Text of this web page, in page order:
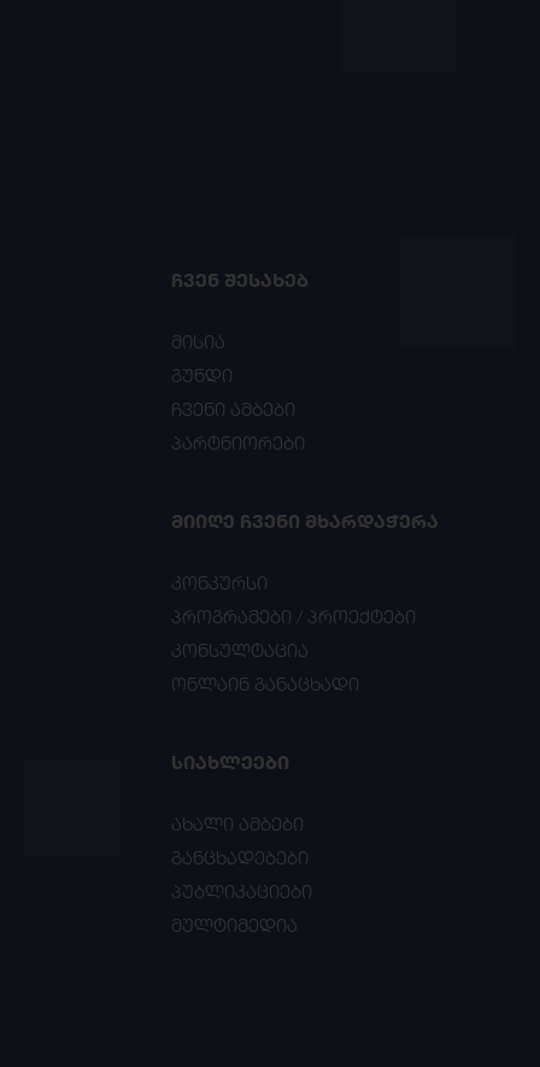
ᲩᲕᲔᲜ ᲨᲔᲡᲐᲮᲔᲑ
მისია
გუნდი
ჩვენი ამბები
პარტნიორები
ᲛᲘᲘᲦᲔ ᲩᲕᲔᲜᲘ ᲛᲮᲐᲠᲓᲐᲭᲔᲠᲐ
კონკურსი
პროგრამები / პროექტები
კონსულტაცია
ონლაინ განაცხადი
ᲡᲘᲐᲮᲚᲔᲔᲑᲘ
ახალი ამბები
განცხადებები
პუბლიკაციები
მულტიმედია